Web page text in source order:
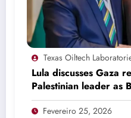
Texas Oiltech
Lula discusses Gaza
Palestinian leader as
invitation
Fevereiro 25, 2026